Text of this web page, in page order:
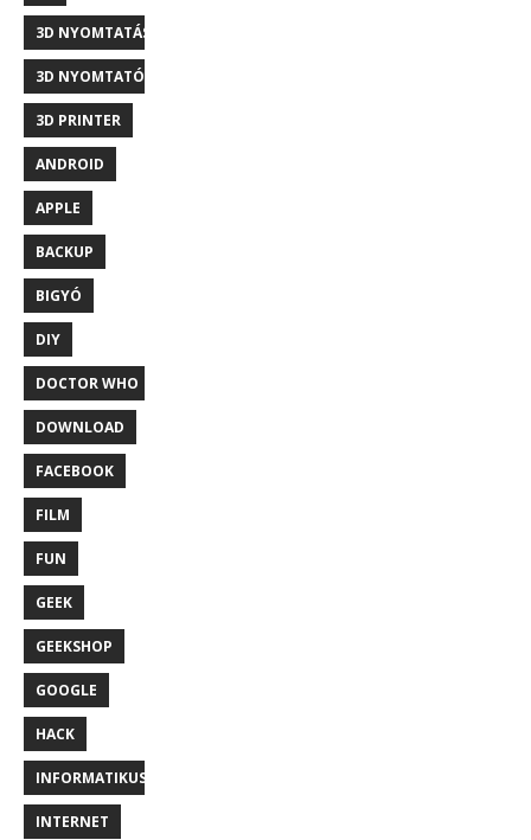
3D NYOMTATÁS
3D NYOMTATÓ
3D PRINTER
ANDROID
APPLE
BACKUP
BIGYÓ
DIY
DOCTOR WHO
DOWNLOAD
FACEBOOK
FILM
FUN
GEEK
GEEKSHOP
GOOGLE
HACK
INFORMATIKUS
INTERNET